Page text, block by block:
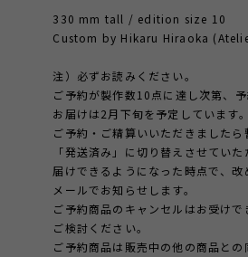
330 mm tall / edition size 10
Custom by Hikaru Hiraoka
注）必ずお読みください。
ご予約が製作数10点に達し次第、予
お届けは2月下旬を予定しています。
ご予約・ご精算いいただきました
「発送済み」に切り替えさせてい
届けできるようになった時点で、
メールでお知らせします。
ご予約商品のキャンセルはお受け
ご検討ください。
ご予約商品は販売中の他の商品との